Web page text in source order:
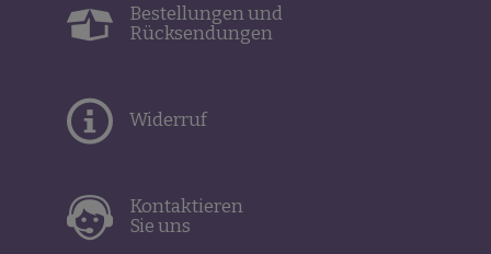
Bestellungen und
Rücksendungen
Widerruf
Kontaktieren
Sie uns